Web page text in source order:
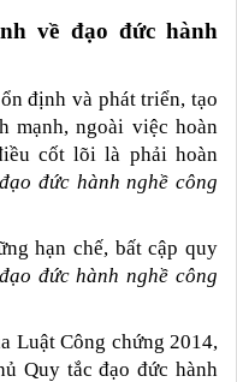
về đạo đức hành
và phát triển, tạo
mạnh, ngoài việc hoàn
cốt lõi là phải hoàn
đức hành nghề công
hạn chế, bất cập quy
đức hành nghề công
Công chứng 2014,
Quy tắc đạo đức hành